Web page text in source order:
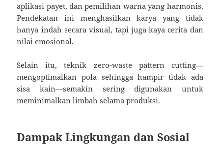
aplikasi payet, dan pemilihan warna yang harmonis.
Pendekatan ini menghasilkan karya yang tidak
hanya indah secara visual, tapi juga kaya cerita dan
nilai emosional.
Selain itu, teknik zero-waste pattern cutting—
mengoptimalkan pola sehingga hampir tidak ada
sisa kain—semakin sering digunakan untuk
meminimalkan limbah selama produksi.
Dampak Lingkungan dan Sosial